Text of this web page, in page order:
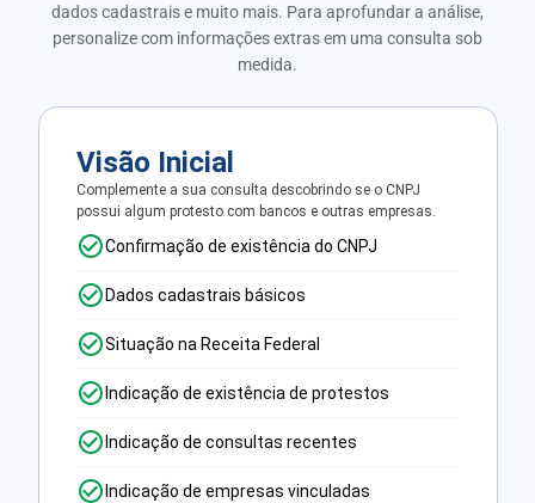
dados cadastrais e muito mais. Para aprofundar a análise,
personalize com informações extras em uma consulta sob
medida.
Visão Inicial
Complemente a sua consulta descobrindo se o CNPJ
possui algum protesto com bancos e outras empresas.
Confirmação de existência do CNPJ
Dados cadastrais básicos
Situação na Receita Federal
Indicação de existência de protestos
Indicação de consultas recentes
Indicação de empresas vinculadas